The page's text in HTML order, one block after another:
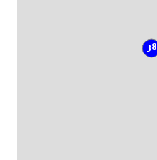
38